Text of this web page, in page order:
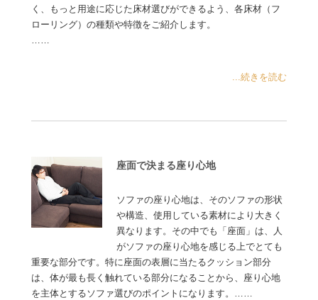
く、もっと用途に応じた床材選びができるよう、各床材（フ
ローリング）の種類や特徴をご紹介します。
……
...続きを読む
座面で決まる座り心地
ソファの座り心地は、そのソファの形状
や構造、使用している素材により大きく
異なります。その中でも「座面」は、人
がソファの座り心地を感じる上でとても
重要な部分です。特に座面の表層に当たるクッション部分
は、体が最も長く触れている部分になることから、座り心地
を主体とするソファ選びのポイントになります。……